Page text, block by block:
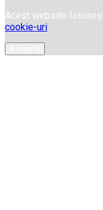
Acest website
cookie-uri